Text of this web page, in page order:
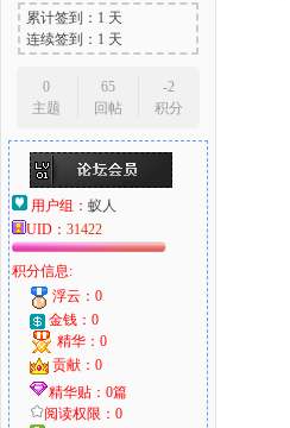
累计签到：1 天
连续签到：1 天
0
主题
65
回帖
-2
积分
用户组： 蚁人
UID： 31422
积分信息:
浮云：0
金钱：0
精华：0
贡献：0
精华贴：0篇
阅读权限：0